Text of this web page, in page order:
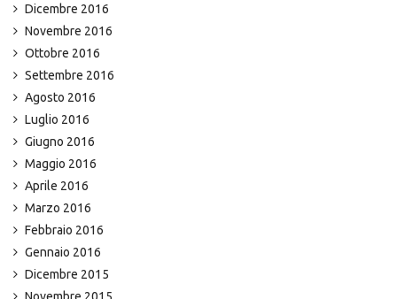
Dicembre 2016
Novembre 2016
Ottobre 2016
Settembre 2016
Agosto 2016
Luglio 2016
Giugno 2016
Maggio 2016
Aprile 2016
Marzo 2016
Febbraio 2016
Gennaio 2016
Dicembre 2015